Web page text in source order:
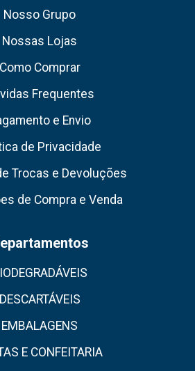
Nosso Grupo
Nossas Lojas
Como Comprar
Frequentes
e Envio
de Privacidade
Trocas e Devoluções
de Compra e Venda
DESCARTÁVEIS
EMBALAGENS
E CONFEITARIA